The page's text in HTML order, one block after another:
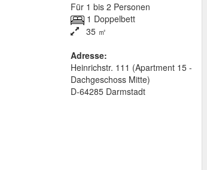
Für 1 bis 2 Personen
1 Doppelbett
35 ㎡
Adresse:
Heinrichstr. 111 (Apartment 15 -
Dachgeschoss Mitte)
D-64285 Darmstadt